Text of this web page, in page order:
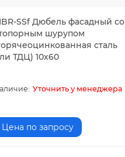
SSf Дюбель фасадный со
шурупом
сталь
ТДЦ) 10х60
Уточнить у менеджера
Цена по запросу